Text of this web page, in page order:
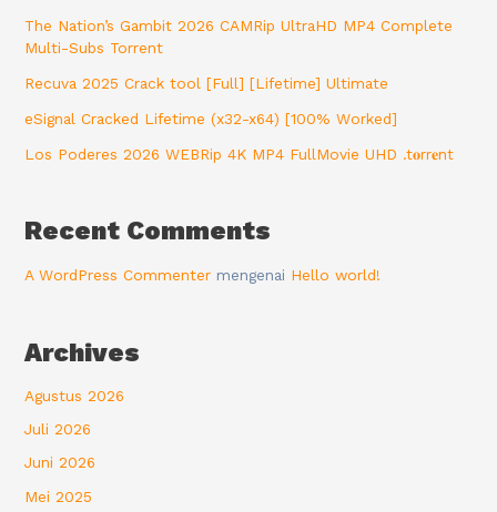
The Nation’s Gambit 2026 CAMRip UltraHD MP4 Complete
Multi-Subs Torrent
Recuva 2025 Crack tool [Full] [Lifetime] Ultimate
eSignal Cracked Lifetime (x32-x64) [100% Worked]
Los Poderes 2026 WEBRip 4K MP4 FullMovie UHD .t𝐨rr𝐞nt
Recent Comments
A WordPress Commenter mengenai Hello world!
Archives
Agustus 2026
Juli 2026
Juni 2026
Mei 2025